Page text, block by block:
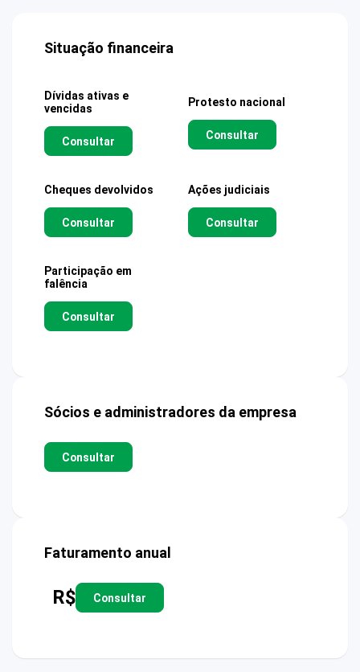
Situação financeira
Dívidas ativas e
vencidas
Consultar
Protesto nacional
Consultar
Cheques devolvidos
Consultar
Ações judiciais
Consultar
Participação em
falência
Consultar
Sócios e administradores da empresa
Consultar
Faturamento anual
R$ Consultar